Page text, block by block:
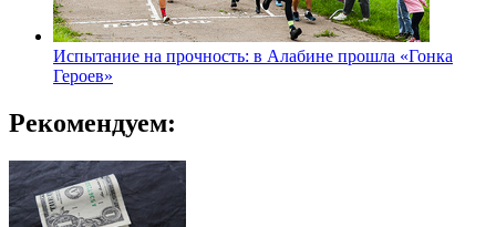
Испытание на прочность: в Алабине прошла «Гонка
Героев»
Рекомендуем: